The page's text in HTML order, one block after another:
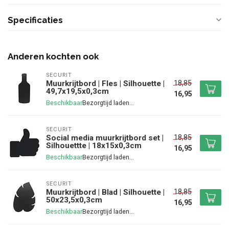
Specificaties
Anderen kochten ook
SECURIT
Muurkrijtbord | Fles | Silhouette |
49,7x19,5x0,3cm
Beschikbaar
18,85
16,95
SECURIT
Social media muurkrijtbord set |
Silhouettte | 18x15x0,3cm
Beschikbaar
18,85
16,95
SECURIT
Muurkrijtbord | Blad | Silhouette |
50x23,5x0,3cm
Beschikbaar
18,85
16,95